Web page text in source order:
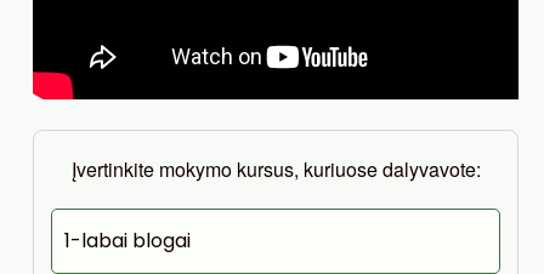
Įvertinkite mokymo kursus, kuriuose dalyvavote:
1-labai blogai